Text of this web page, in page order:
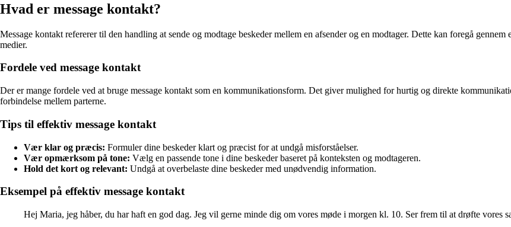
Hvad er message kontakt?
Message kontakt refererer til den handling at sende og modtage beskeder mellem en afsender og en modtager. Dette kan foregå
medier.
Fordele ved message kontakt
Der er mange fordele ved at bruge message kontakt som en kommunikationsform. Det giver mulighed for hurtig og direkte
forbindelse mellem parterne.
Tips til effektiv message kontakt
Vær klar og præcis: Formuler dine beskeder klart og præcist for at undgå misforståelser.
Vær opmærksom på tone: Vælg en passende tone i dine beskeder baseret på konteksten og modtageren.
Hold det kort og relevant: Undgå at overbelaste dine beskeder med unødvendig information.
Eksempel på effektiv message kontakt
Hej Maria, jeg håber, du har haft en god dag. Jeg vil gerne minde dig om vores møde i morgen kl. 10. Ser frem til at drøfte vores